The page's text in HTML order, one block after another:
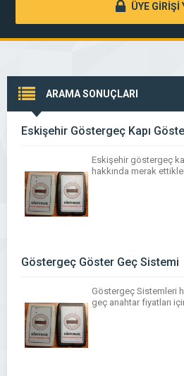
ÜYE GİRİŞİ
ARAMA SONUÇLARI
Eskişehir Göstergeç Kapı
Eskişehir göstergeç
hakkında merak
Göstergeç Göster Geç Sistemi
Göstergeç Sistemleri
geç anahtar fiyatları